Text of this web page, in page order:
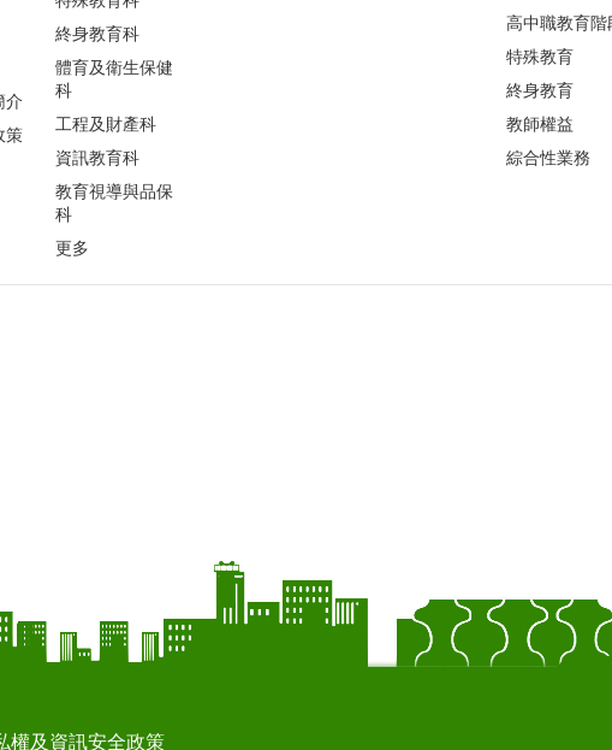
介
策
終身教育科
體育及衛生保健
科
工程及財產科
資訊教育科
教育視導與品保
科
更多
高中職教育階
特殊教育
終身教育
教師權益
綜合性業務
權及資訊安全政策